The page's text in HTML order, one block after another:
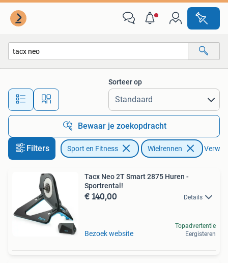
Alle afstanden…
Sorteer op
Bewaar je zoekopdracht
Filters Sport en Fitness Wielrennen
Tacx Neo 2T Smart 2875 Huren -
Sportrental!
€ 140,00 Details
Bezoek website
Topadvertentie
Eergisteren